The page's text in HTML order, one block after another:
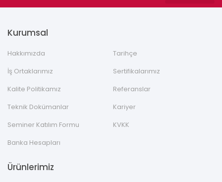
Kurumsal
Hakkımızda
Tarihçe
İş Ortaklarımız
Sertifikalarımız
Kalite Politikamız
Referanslar
Teknik Dokümanlar
Kariyer
Seminer Katılım Formu
KVKK
Banka Hesapları
Ürünlerimiz